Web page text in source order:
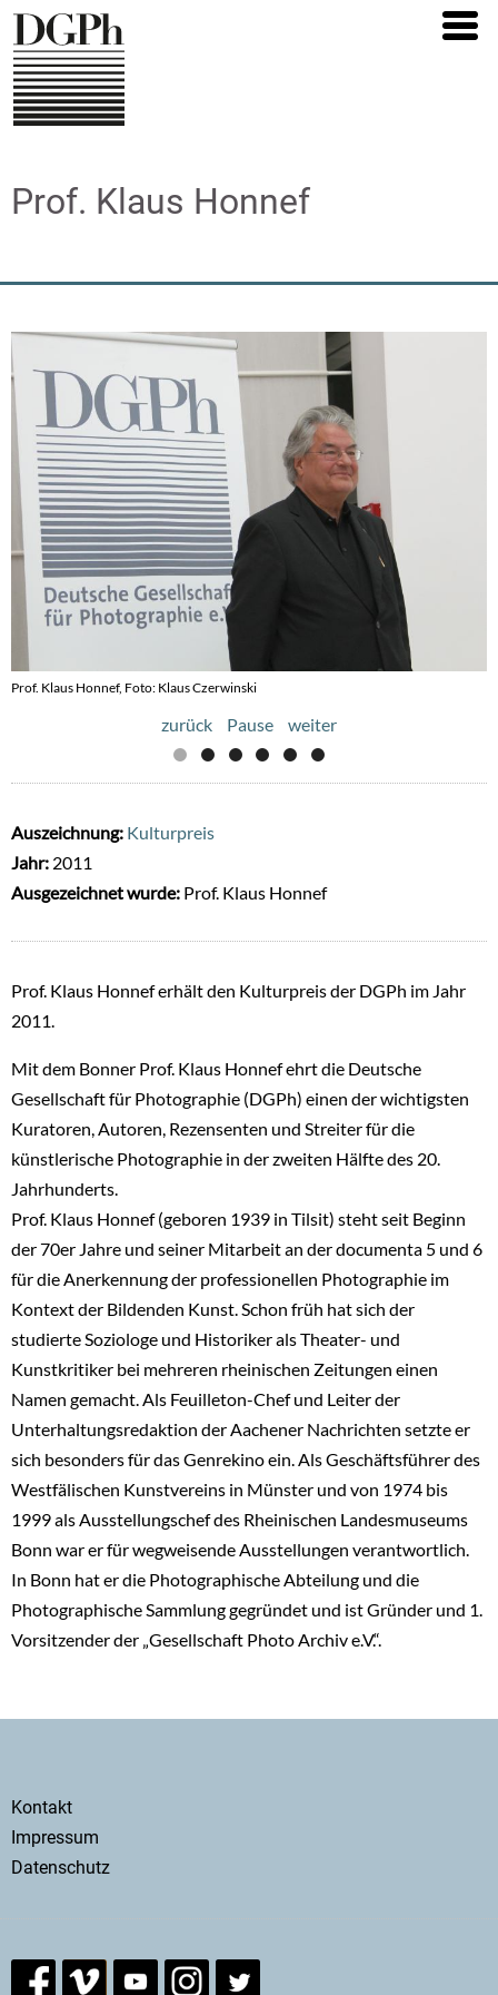
Direkt
zum
Inhalt
Prof. Klaus Honnef
Prof. Klaus Honnef, Foto: Klaus Czerwinski
Prof. Klaus Honnef erhält den Kulturpreis der DGPh im Jahr 2011, © Rüdiger Glatz
zurück Pause weiter
Auszeichnung: Kulturpreis
Jahr: 2011
Ausgezeichnet wurde: Prof. Klaus Honnef
Prof. Klaus Honnef erhält den Kulturpreis der DGPh im Jahr
2011.
Mit dem Bonner Prof. Klaus Honnef ehrt die Deutsche
Gesellschaft für Photographie (DGPh) einen der wichtigsten
Kuratoren, Autoren, Rezensenten und Streiter für die
künstlerische Photographie in der zweiten Hälfte des 20.
Jahrhunderts.
Prof. Klaus Honnef (geboren 1939 in Tilsit) steht seit Beginn
der 70er Jahre und seiner Mitarbeit an der documenta 5 und 6
für die Anerkennung der professionellen Photographie im
Kontext der Bildenden Kunst. Schon früh hat sich der
studierte Soziologe und Historiker als Theater- und
Kunstkritiker bei mehreren rheinischen Zeitungen einen
Namen gemacht. Als Feuilleton-Chef und Leiter der
Unterhaltungsredaktion der Aachener Nachrichten setzte er
sich besonders für das Genrekino ein. Als Geschäftsführer des
Westfälischen Kunstvereins in Münster und von 1974 bis
1999 als Ausstellungschef des Rheinischen Landesmuseums
Bonn war er für wegweisende Ausstellungen verantwortlich.
In Bonn hat er die Photographische Abteilung und die
Photographische Sammlung gegründet und ist Gründer und 1.
Vorsitzender der „Gesellschaft Photo Archiv e.V.“.
Secondary
menu
Kontakt
Impressum
Datenschutz